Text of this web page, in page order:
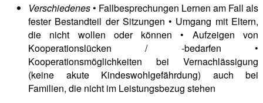
Verschiedenes• Fallbesprechungen Lernen am Fall als
fester Bestandteil der Sitzungen • Umgang mit Eltern,
die nicht wollen oder können • Aufzeigen von
Kooperationslücken / -bedarfen •
Kooperationsmöglichkeiten bei Vernachlässigung
(keine akute Kindeswohlgefährdung) auch bei
Familien, die nicht im Leistungsbezug stehen